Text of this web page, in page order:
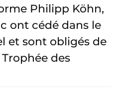
Philipp Köhn,
ont cédé dans le
et sont obligés de
des